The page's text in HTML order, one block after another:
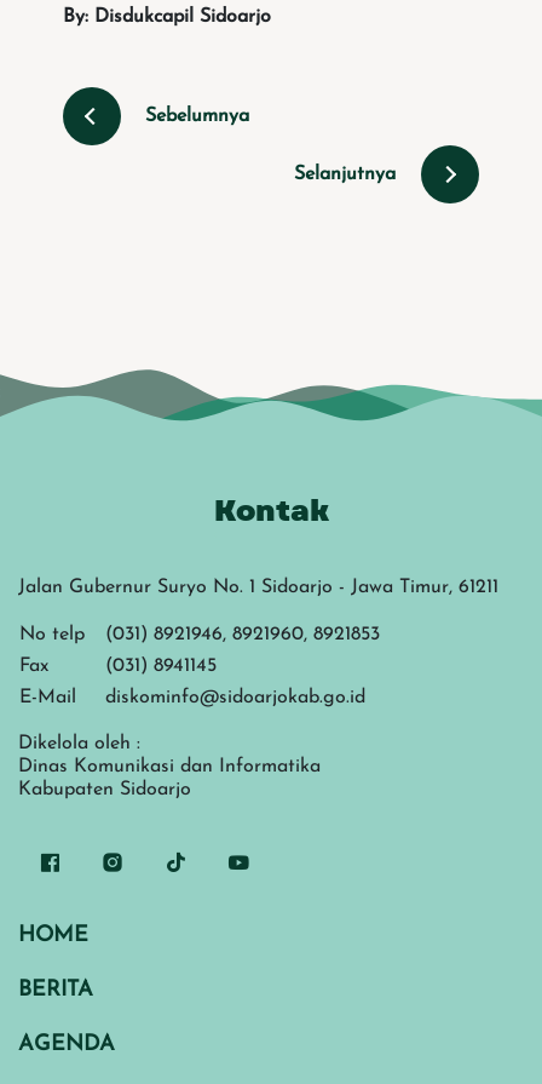
By: Disdukcapil Sidoarjo
Sebelumnya
Selanjutnya
Kontak
Jalan Gubernur Suryo No. 1 Sidoarjo - Jawa Timur, 61211
No telp
(031) 8921946, 8921960, 8921853
Fax
(031) 8941145
E-Mail
diskominfo@sidoarjokab.go.id
Dikelola oleh :
Dinas Komunikasi dan Informatika
Kabupaten Sidoarjo
HOME
BERITA
AGENDA